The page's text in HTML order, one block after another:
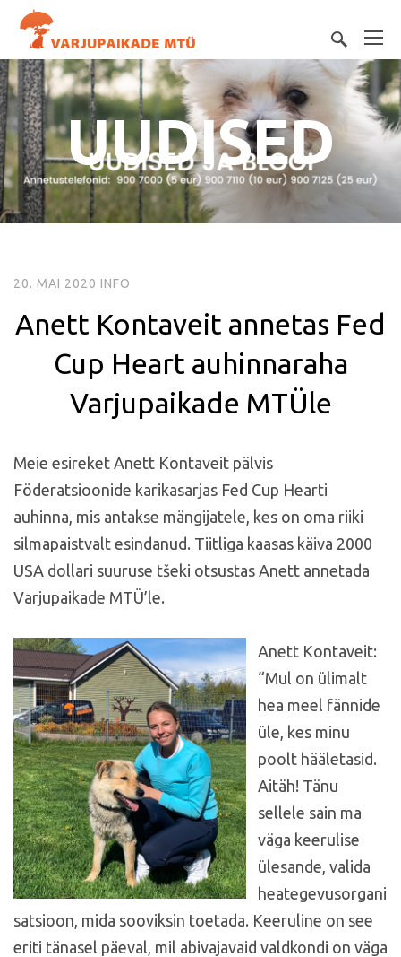
UUDISED
20. MAI 2020 INFO
Anett Kontaveit annetas Fed
Cup Heart auhinnaraha
Varjupaikade MTÜle
Meie esireket Anett Kontaveit pälvis
Föderatsioonide karikasarjas Fed Cup Hearti
auhinna, mis antakse mängijatele, kes on oma riiki
silmapaistvalt esindanud. Tiitliga kaasas käiva 2000
USA dollari suuruse tšeki otsustas Anett annetada
Varjupaikade MTÜ’le.
Anett Kontaveit:
“Mul on ülimalt
hea meel fännide
üle, kes minu
poolt hääletasid.
Aitäh! Tänu
sellele sain ma
väga keerulise
ülesande, valida
heategevusorgani
satsioon, mida sooviksin toetada. Keeruline on see
eriti tänasel päeval, mil abivajavaid valdkondi on väga